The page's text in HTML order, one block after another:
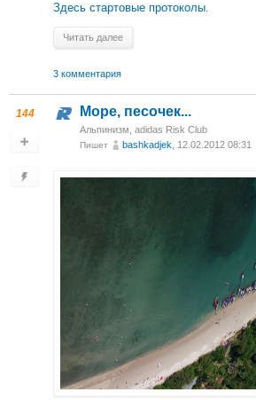
Здесь стартовые протоколы.
Читать далее
3 комментария
144 Море, песочек...
Альпинизм adidas Risk Club
Пишет bashkadjek , 12.02.2012 08:31